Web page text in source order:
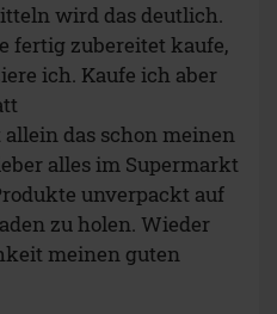
wird das deutlich.
fertig zubereitet kaufe,
ich. Kaufe ich aber
das schon meinen
alles im Supermarkt
unverpackt auf
zu holen. Wieder
meinen guten